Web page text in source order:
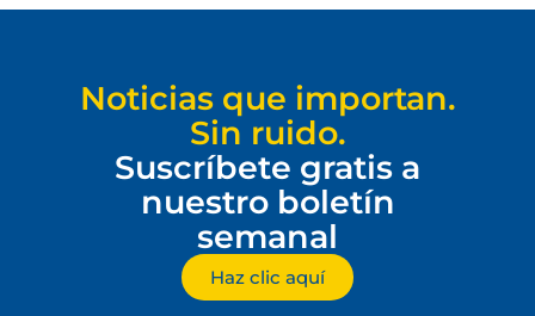
Noticias que importan.
Sin ruido.
Suscríbete gratis a
nuestro boletín
semanal
Haz clic aquí